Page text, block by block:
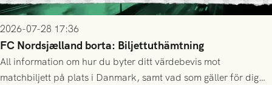
2026-07-28 17:36
FC Nordsjælland borta: Biljettuthämtning
All information om hur du byter ditt värdebevis mot
matchbiljett på plats i Danmark, samt vad som gäller för dig